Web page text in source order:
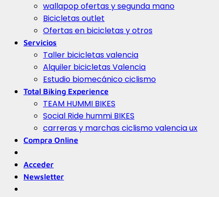
wallapop ofertas y segunda mano
Bicicletas outlet
Ofertas en bicicletas y otros
Servicios
Taller bicicletas valencia
Alquiler bicicletas Valencia
Estudio biomecánico ciclismo
Total Biking Experience
TEAM HUMMI BIKES
Social Ride hummi BIKES
carreras y marchas ciclismo valencia ux
Compra Online
Acceder
Newsletter